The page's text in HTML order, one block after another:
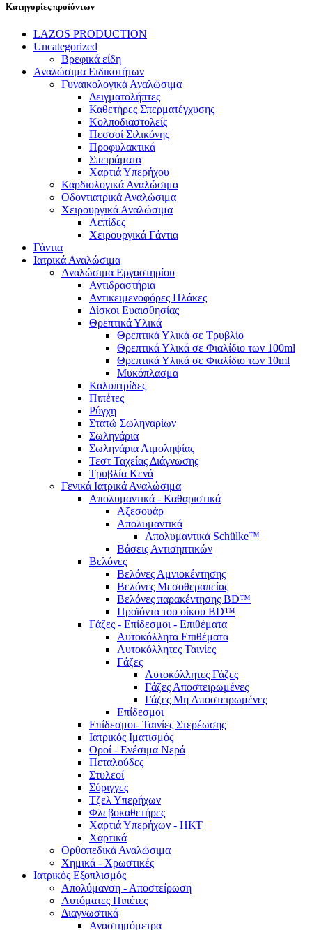
Κατηγορίες προϊόντων
LAZOS PRODUCTION
Uncategorized
Βρεφικά είδη
Αναλώσιμα Ειδικοτήτων
Γυναικολογικά Αναλώσιμα
Δειγματολήπτες
Καθετήρες Σπερματέγχυσης
Κολποδιαστολείς
Πεσσοί Σιλικόνης
Προφυλακτικά
Σπειράματα
Χαρτιά Υπερήχου
Καρδιολογικά Αναλώσιμα
Οδοντιατρικά Αναλώσιμα
Χειρουργικά Αναλώσιμα
Λεπίδες
Χειρουργικά Γάντια
Γάντια
Ιατρικά Αναλώσιμα
Αναλώσιμα Εργαστηρίου
Αντιδραστήρια
Αντικειμενοφόρες Πλάκες
Δίσκοι Ευαισθησίας
Θρεπτικά Υλικά
Θρεπτικά Υλικά σε Τρυβλίο
Θρεπτικά Υλικά σε Φιαλίδιο των 100ml
Θρεπτικά Υλικά σε Φιαλίδιο των 10ml
Μυκόπλασμα
Καλυπτρίδες
Πιπέτες
Ρύγχη
Στατώ Σωληναρίων
Σωληνάρια
Σωληνάρια Αιμοληψίας
Τεστ Ταχείας Διάγνωσης
Τρυβλία Κενά
Γενικά Ιατρικά Αναλώσιμα
Απολυμαντικά - Καθαριστικά
Αξεσουάρ
Απολυμαντικά
Απολυμαντικά Schülke™
Βάσεις Αντισηπτικών
Βελόνες
Βελόνες Αμνιοκέντησης
Βελόνες Μεσοθεραπείας
Βελόνες παρακέντησης BD™
Προϊόντα του οίκου BD™
Γάζες - Επίδεσμοι - Επιθέματα
Αυτοκόλλητα Επιθέματα
Αυτοκόλλητες Ταινίες
Γάζες
Αυτοκόλλητες Γάζες
Γάζες Αποστειρωμένες
Γάζες Μη Αποστειρωμένες
Επίδεσμοι
Επίδεσμοι- Ταινίες Στερέωσης
Ιατρικός Ιματισμός
Οροί - Ενέσιμα Νερά
Πεταλούδες
Στυλεοί
Σύριγγες
Τζελ Υπερήχων
Φλεβοκαθετήρες
Χαρτιά Υπερήχων - ΗΚΤ
Χαρτικά
Ορθοπεδικά Αναλώσιμα
Χημικά - Χρωστικές
Ιατρικός Εξοπλισμός
Απολύμανση - Αποστείρωση
Αυτόματες Πιπέτες
Διαγνωστικά
Αναστημόμετρα